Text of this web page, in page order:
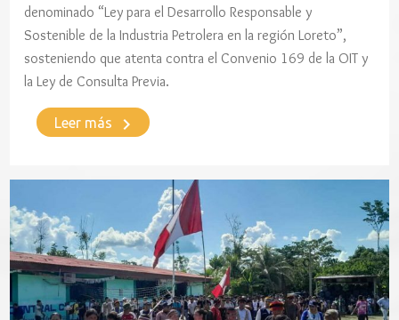
denominado “Ley para el Desarrollo Responsable y
Sostenible de la Industria Petrolera en la región Loreto”,
sosteniendo que atenta contra el Convenio 169 de la OIT y
la Ley de Consulta Previa.
Leer más keyboard_arrow_right